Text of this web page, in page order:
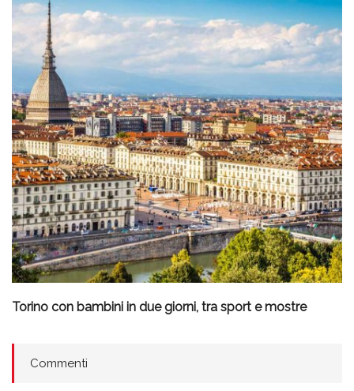
Torino con bambini in due giorni, tra sport e mostre
Commenti